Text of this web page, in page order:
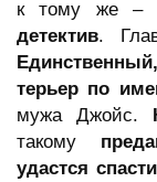
к тому же –
детектив.
терьер по
мужа Джойс.
такому
удастся